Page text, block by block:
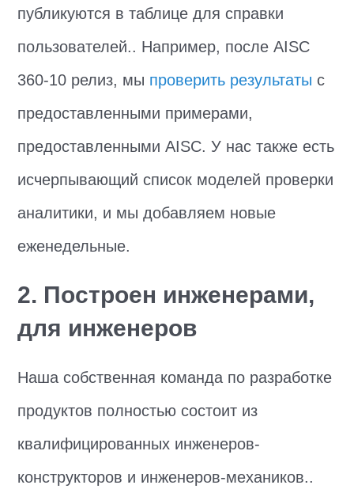
публикуются в таблице для справки
пользователей.. Например, после AISC
360-10 релиз, мы проверить результаты с
предоставленными примерами,
предоставленными AISC. У нас также есть
исчерпывающий список моделей проверки
аналитики, и мы добавляем новые
еженедельные.
2. Построен инженерами,
для инженеров
Наша собственная команда по разработке
продуктов полностью состоит из
квалифицированных инженеров-
конструкторов и инженеров-механиков..